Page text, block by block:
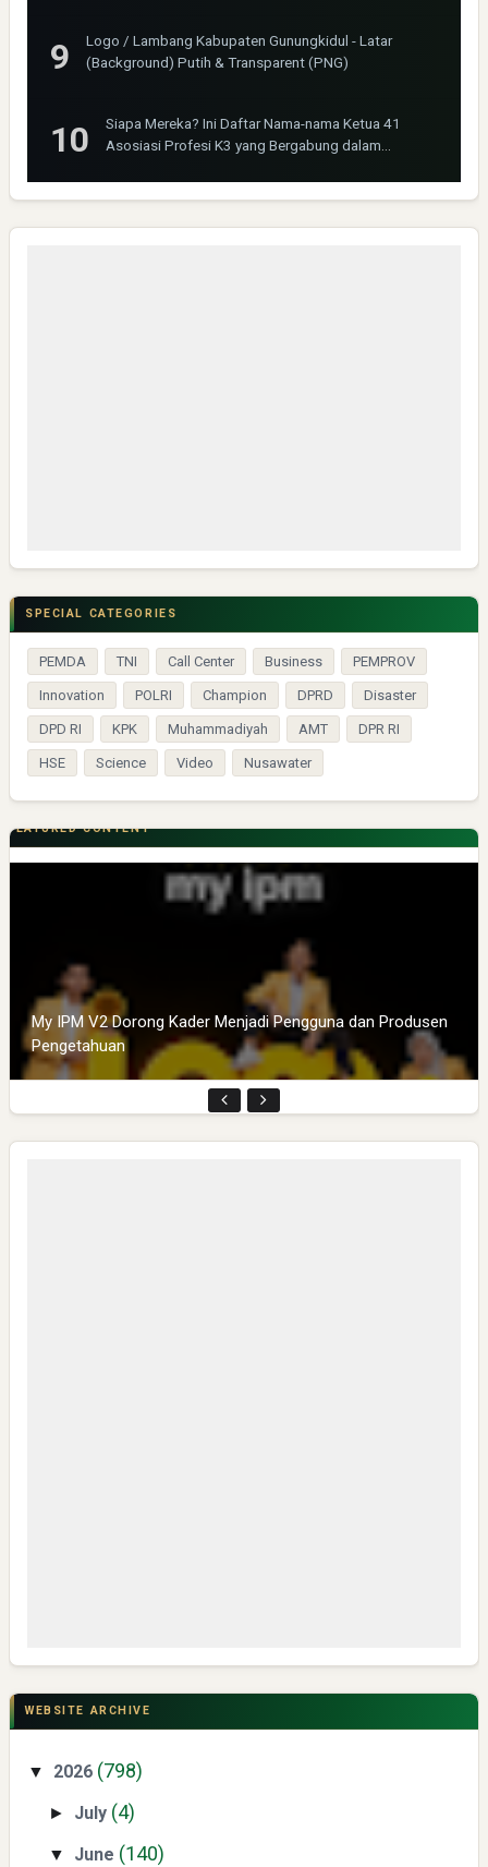
Logo / Lambang Kabupaten Gunungkidul - Latar
(Background) Putih & Transparent (PNG)
Siapa Mereka? Ini Daftar Nama-nama Ketua 41
Asosiasi Profesi K3 yang Bergabung dalam
SPECIAL CATEGORIES
PEMDA TNI Call Center Business PEMPROV
Innovation POLRI Champion DPRD Disaster
DPD RI KPK Muhammadiyah AMT DPR RI
HSE Science Video Nusawater
FEATURED CONTENT
My IPM V2 Dorong Kader Menjadi Pengguna dan Produsen
Pengetahuan
WEBSITE ARCHIVE
▼ 2026 (798)
► July (4)
▼ June (140)